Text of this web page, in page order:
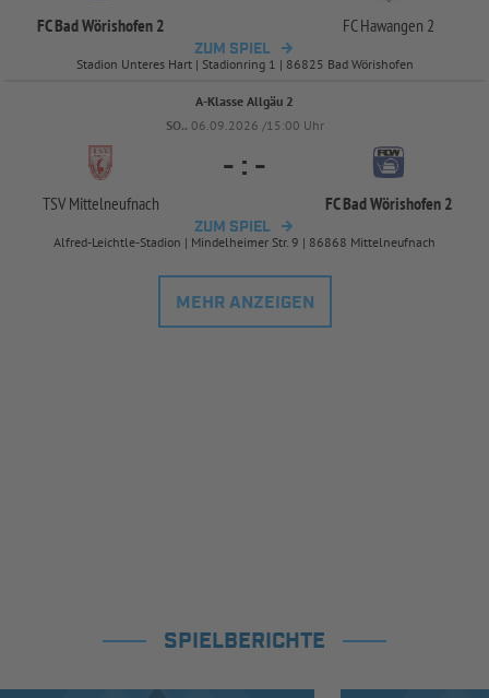
FC Bad Wörishofen 2 FC Hawangen 2
ZUM SPIEL
Stadion Unteres Hart | Stadionring 1 | 86825 Bad Wörishofen
A-Klasse Allgäu 2
SO.. 06.09.2026 /15:00 Uhr
TSV Mittelneufnach
- : -
FC Bad Wörishofen 2
ZUM SPIEL
Alfred-Leichtle-Stadion | Mindelheimer Str. 9 | 86868 Mittelneufnach
MEHR ANZEIGEN
SPIELBERICHTE